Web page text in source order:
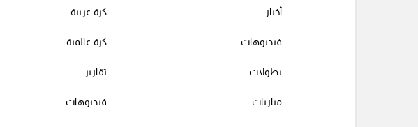
أخبار
فيديوهات
بطولات
مباريات
كرة عربية
كرة عالمية
تقارير
فيديوهات